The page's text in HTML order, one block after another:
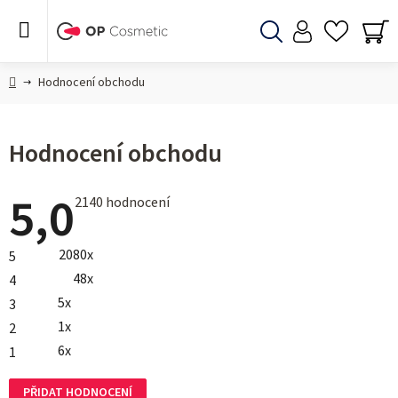
DomůHodnocení obchodu
Hodnocení obchodu
5,0Průměrné
5,0
z 5
hvězdiček.
2140 hodnocení
5
2080x
4
48x
3
5x
2
1x
1
6x
PŘIDAT HODNOCENÍ